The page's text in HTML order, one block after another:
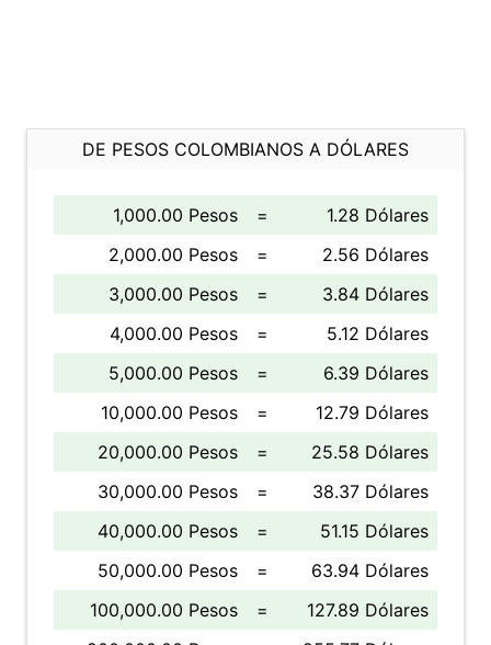
DE PESOS COLOMBIANOS A DÓLARES
1,000.00 Pesos =
1.28 Dólares
2,000.00 Pesos
=
2.56 Dólares
3,000.00 Pesos
=
3.84 Dólares
4,000.00 Pesos
=
5.12 Dólares
5,000.00 Pesos
=
6.39 Dólares
10,000.00 Pesos
=
12.79 Dólares
20,000.00 Pesos
=
25.58 Dólares
30,000.00 Pesos
=
38.37 Dólares
40,000.00 Pesos
=
51.15 Dólares
50,000.00 Pesos
=
63.94 Dólares
100,000.00 Pesos
=
127.89 Dólares